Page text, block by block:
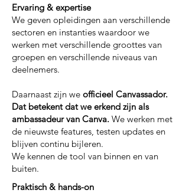
Ervaring & expertise
We geven opleidingen aan verschillende
sectoren en instanties waardoor we
werken met verschillende groottes van
groepen en verschillende niveaus van
deelnemers.
Daarnaast zijn we officieel Canvassador.
Dat betekent dat we erkend zijn als
ambassadeur van Canva. We werken met
de nieuwste features, testen updates en
blijven continu bijleren.
We kennen de tool van binnen en van
buiten.
Praktisch & hands-on